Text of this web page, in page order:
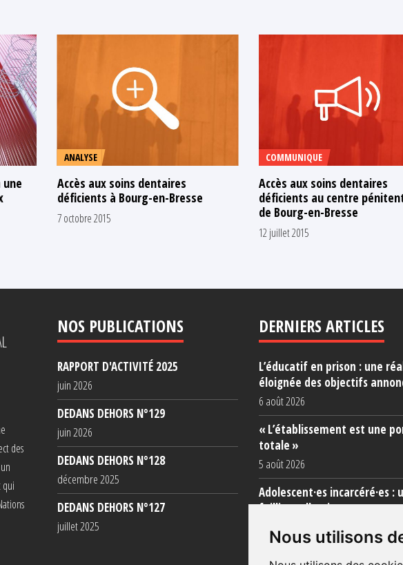
Nous utilisons
ANALYSE
Accès aux soins dentaires
déficients à Bourg-en-Bresse
7 octobre 2015
COMMUNIQUE
Accès aux soins dentaires
déficients au centre
de Bourg-en-Bresse
12 juillet 2015
des
qui
NOS PUBLICATIONS
RAPPORT D'ACTIVITÉ 2025
juin 2026
DEDANS DEHORS N°129
juin 2026
DEDANS DEHORS N°128
décembre 2025
DEDANS DEHORS N°127
juillet 2025
DERNIERS ARTICLES
L’éducatif en prison : une
éloignée des objectifs
6 août 2026
« L’établissement est une
totale »
5 août 2026
Adolescent·es incarcéré·es :
faillite collective
3 août 2026